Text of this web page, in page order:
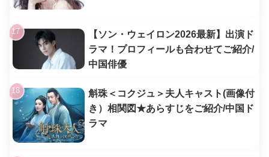
【ソン・ウェイロン2026最新】出演ド
ラマ！プロフィールも合わせてご紹介/
中国俳優
斛珠＜コクジュ＞夫人キャスト(画像付
き）相関図★あらすじをご紹介/中国ド
ラマ